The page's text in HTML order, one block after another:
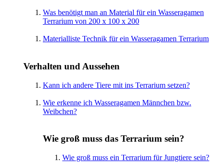
Was benötigt man an Material für ein Wasseragamen
Terrarium von 200 x 100 x 200
Materialliste Technik für ein Wasseragamen Terrarium
Verhalten und Aussehen
Kann ich andere Tiere mit ins Terrarium setzen?
Wie erkenne ich Wasseragamen Männchen bzw.
Weibchen?
Wie groß muss das Terrarium sein?
Wie groß muss ein Terrarium für Jungtiere sein?